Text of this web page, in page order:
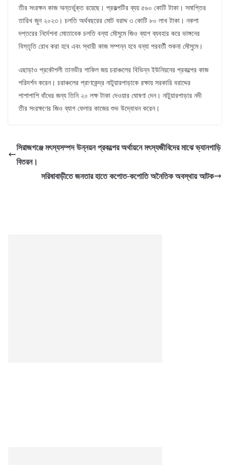
তীর সংরক্ষন কাজ অন্তর্ভুক্ত রয়েছে। প্রকল্পটির ব্যয় ৫৬০ কোটি টাকা। সমাপ্তির
তারিখ জুন ২০২৩। চলতি অর্থবছরের মোট বরাদ্দ ৩ কোটি ৮০ লাখ টাকা। নকশা
দপ্তরের নির্দেশনা মোতাবেক চলতি বন্যা মৌসুমে জিও ব্যাগ ব্যবহার করে ভাঙ্গনের
বিস্তৃতি রোধ করা হবে এবং স্থায়ী কাজ সম্পন্ন হবে বন্যা পরবর্তী শুকনা মৌসুমে।
এছাড়াও প্রকৌশলী তানভীর শাকিল জয় চরাঞ্চলের বিভিন্ন ইউনিয়নের প্রকল্পের কাজ
পরিদর্শন করেন। চরাঞ্চলের প্রাণকেন্দ্র নাটুয়ারপাড়াকে রক্ষায় সরকারি বরাদ্দের
পাশাপাশি বাঁধের জন্য তিনি ২০ লক্ষ টাকা দেওয়ার ঘোষণা দেন। নাটুয়ারপাড়ার নদী
তীর সংরক্ষণের জিও ব্যাগ ফেলার কাজের শুভ উদ্বোধন করেন।
সিরাজগঞ্জে মৎস্যসম্পদ উন্নয়ন প্রকল্পের অর্থায়নে মৎস্যজীবিদের মাঝে ভ্যানগাড়ি
বিতরন।
সরিষাবাড়ীতে জনতার হাতে কপোত-কপোতি অনৈতিক অবস্থায় আটক